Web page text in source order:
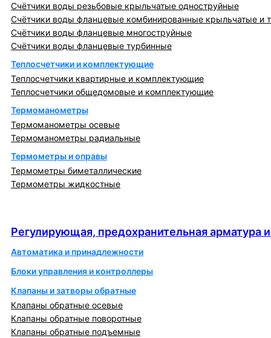
Счётчики воды резьбовые крыльчатые одноструйные
Счётчики воды фланцевые комбинированные крыльчатые и
Счётчики воды фланцевые многоструйные
Счётчики воды фланцевые турбинные
Теплосчетчики и комплектующие
Теплосчетчики квартирные и комплектующие
Теплосчетчики общедомовые и комплектующие
Термоманометры
Термоманометры осевые
Термоманометры радиальные
Термометры и оправы
Термометры биметаллические
Термометры жидкостные
Регулирующая, предохранительная арматура
Автоматика и принадлежности
Блоки управления и контроллеры
Клапаны и затворы обратные
Клапаны обратные осевые
Клапаны обратные поворотные
Клапаны обратные подъемные